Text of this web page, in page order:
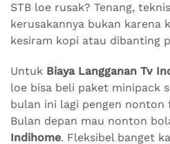
STB loe rusak? Tenang,
kerusakannya bukan karena
kesiram kopi atau dibanting
Untuk Biaya Langganan Tv
loe bisa beli paket minipack
bulan ini lagi pengen nonton
Bulan depan mau nonton
Indihome. Fleksibel banget